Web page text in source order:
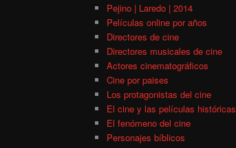
Pejino | Laredo | 2014
Películas online por años
Directores de cine
Directores musicales de cine
Actores cinematográficos
Cine por paises
Los protagonistas del cine
El cine y las películas históricas
El fenómeno del cine
Personajes bíblicos